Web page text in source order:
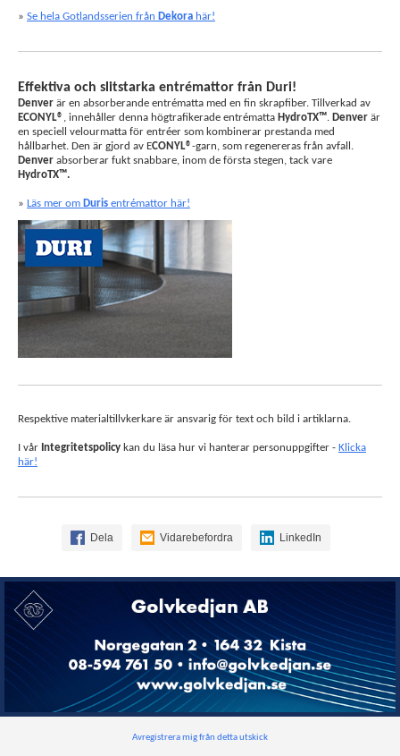
» Se hela Gotlandsserien från Dekora här!
Effektiva och slitstarka entrémattor från Duri!
Denver är en absorberande entrématta med en fin skrapfiber. Tillverkad av
ECONYL® , innehåller denna högtrafikerade entrématta HydroTX™. Denver är
en speciell velourmatta för entréer som kombinerar prestanda med
hållbarhet. Den är gjord av ECONYL®-garn, som regenereras från avfall.
Denver absorberar fukt snabbare, inom de första stegen, tack vare
HydroTX™.
» Läs mer om Duris entrémattor här!
Respektive materialtillvkerkare är ansvarig för text och bild i artiklarna.
I vår Integritetspolicy kan du läsa hur vi hanterar personuppgifter - Klicka
här!
Dela Vidarebefordra LinkedIn
Avregistrera mig från detta utskick